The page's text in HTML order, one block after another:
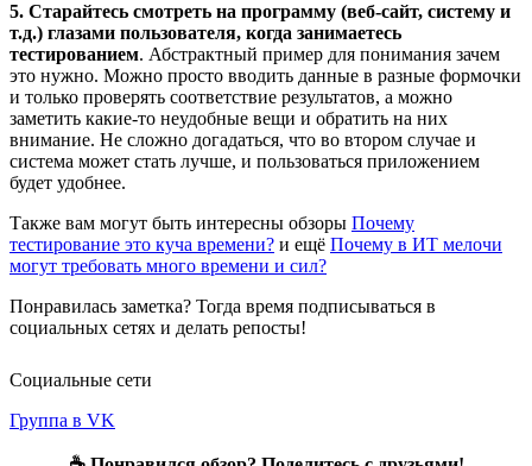
5. Старайтесь смотреть на программу (веб-сайт, систему и
т.д.) глазами пользователя, когда занимаетесь
тестированием. Абстрактный пример для понимания зачем
это нужно. Можно просто вводить данные в разные формочки
и только проверять соответствие результатов, а можно
заметить какие-то неудобные вещи и обратить на них
внимание. Не сложно догадаться, что во втором случае и
система может стать лучше, и пользоваться приложением
будет удобнее.
Также вам могут быть интересны обзоры Почему
тестирование это куча времени? и ещё Почему в ИТ мелочи
могут требовать много времени и сил?
Понравилась заметка? Тогда время подписываться в
социальных сетях и делать репосты!
Социальные сети
Группа в VK